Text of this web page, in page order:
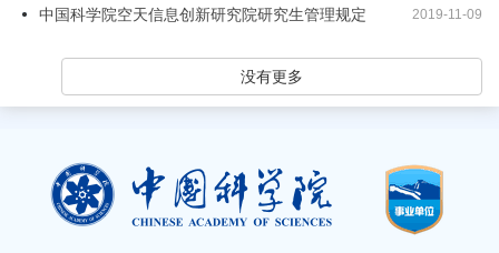
中国科学院空天信息创新研究院研究生管理规定 2019-11-09
没有更多